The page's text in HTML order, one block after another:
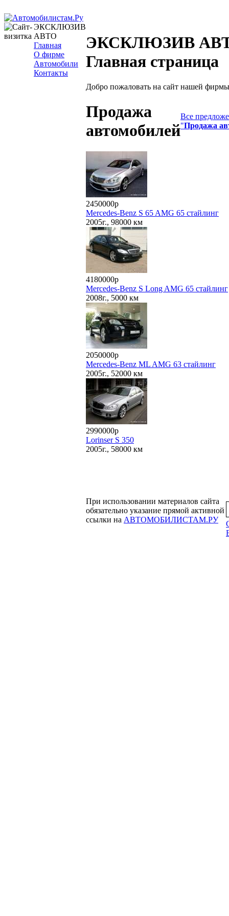
ЭКСКЛЮЗИВ
АВТО
Главная
О фирме
Автомобили
Контакты
ЭКСКЛЮЗИВ
Главная страница
Добро пожаловать на сайт нашей
Продажа
автомобилей
Все
"Продажа
2450000р
Mercedes-Benz S 65 AMG 65 стайлинг
2005г., 98000 км
4180000р
Mercedes-Benz S Long AMG 65 стайлинг
2008г., 5000 км
2050000р
Mercedes-Benz ML AMG 63 стайлинг
2005г., 52000 км
2990000р
Lorinser S 350
2005г., 58000 км
При использовании материалов сайта
обязательно указание прямой активной
ссылки на АВТОМОБИЛИСТАМ.РУ